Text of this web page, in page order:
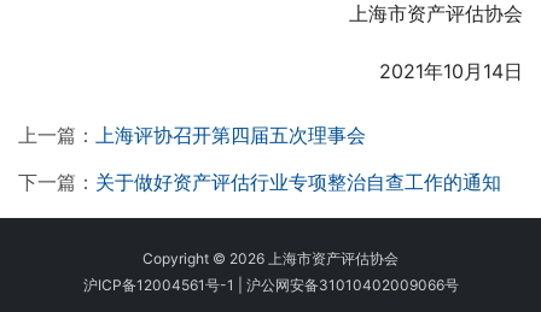
上海市资产评估协会
2021年10月14日
上一篇： 上海评协召开第四届五次理事会
下一篇： 关于做好资产评估行业专项整治自查工作的通知
Copyright © 2026 上海市资产评估协会
沪ICP备12004561号-1
沪公网安备31010402009066号